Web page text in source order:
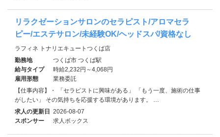
リラクゼーションサロンのセラピスト/アロマセラ
ピー/エステサロン/未経験OK/ヘッドスパ/資格なし
ラフィネ トナリエキュートつくば店
勤務地
つくば市 つくば駅
給与タイプ
時給2,232円～4,068円
雇用形態
業務委託
【仕事内容】・ 「セラピストに興味がある」 「もう一度、施術の仕事
がしたい」 その気持ちを応援する環境があります。 …
求人の更新日 2026-08-07
スポンサー
求人ボックス